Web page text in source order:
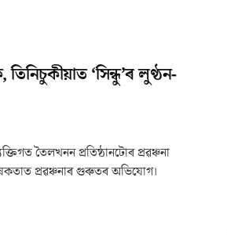
‘সিন্ধু’ৰ লুণ্ঠন-
তৈলখনন প্ৰতিষ্ঠানটোৰ প্ৰৱঞ্চনা
প্ৰৱঞ্চনাৰ গুৰুতৰ অভিযোগ।